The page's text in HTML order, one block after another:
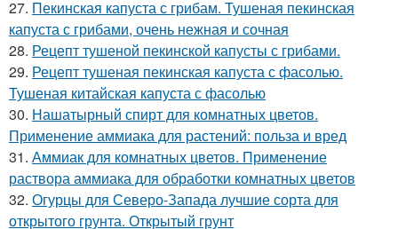
27. Пекинская капуста с грибам. Тушеная пекинская
капуста с грибами, очень нежная и сочная
28. Рецепт тушеной пекинской капусты с грибами.
29. Рецепт тушеная пекинская капуста с фасолью.
Тушеная китайская капуста с фасолью
30. Нашатырный спирт для комнатных цветов.
Применение аммиака для растений: польза и вред
31. Аммиак для комнатных цветов. Применение
раствора аммиака для обработки комнатных цветов
32. Огурцы для Северо-Запада лучшие сорта для
открытого грунта. Открытый грунт